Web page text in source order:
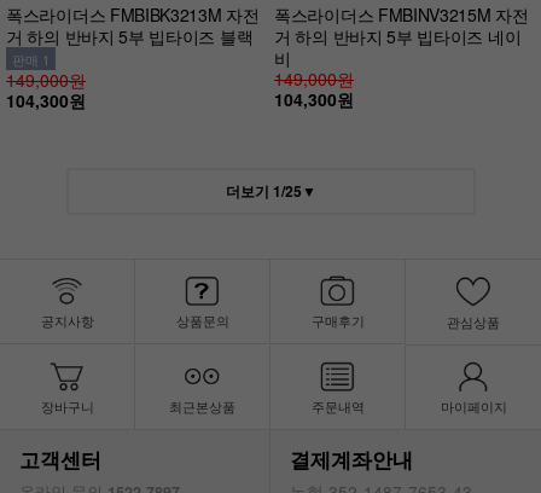
폭스라이더스 FMBIBK3213M 자전
거 하의 반바지 5부 빕타이즈 블랙
판매 1
149,000원
104,300원
폭스라이더스 FMBINV3215M 자전
거 하의 반바지 5부 빕타이즈 네이
비
149,000원
104,300원
더보기 1/25▼
공지사항 상품문의 구매후기 관심상품
장바구니 최근본상품 주문내역 마이페이지
고객센터 결제계좌안내